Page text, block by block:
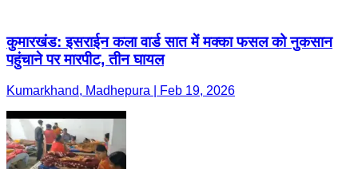
कुमारखंड: इसराईन कला वार्ड सात में मक्का फसल को नुकसान
पहुंचाने पर मारपीट, तीन घायल
Kumarkhand, Madhepura | Feb 19, 2026